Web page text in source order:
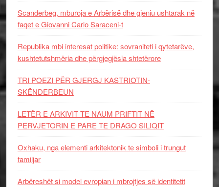
Scanderbeg, mburoja e Arbërisë dhe gjeniu ushtarak në
faqet e Giovanni Carlo Saraceni-t
Republika mbi interesat politike: sovraniteti i qytetarëve,
kushtetutshmëria dhe përgjegjësia shtetërore
TRI POEZI PËR GJERGJ KASTRIOTIN-
SKËNDERBEUN
LETËR E ARKIVIT TE NAUM PRIFTIT NË
PERVJETORIN E PARE TE DRAGO SILIQIT
Oxhaku, nga elementi arkitektonik te simboli i trungut
familjar
Arbëreshët si model evropian i mbrojtjes së identitetit